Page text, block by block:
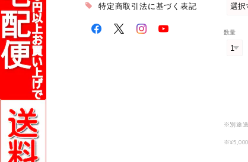
特定商取引法に基づく表記
数量
※別途送